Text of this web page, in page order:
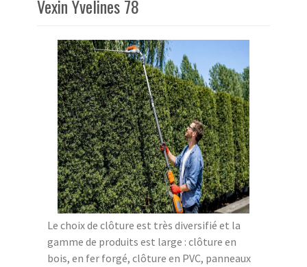
Vexin Yvelines 78
Le choix de clôture est très diversifié et la
gamme de produits est large : clôture en
bois, en fer forgé, clôture en PVC, panneaux